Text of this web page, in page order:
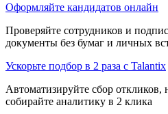
Оформляйте кандидатов онлайн
Проверяйте сотрудников и
документы без бумаг и личных
Ускорьте подбор в 2 раза с Talantix
Автоматизируйте сбор откликов,
собирайте аналитику в 2 клика